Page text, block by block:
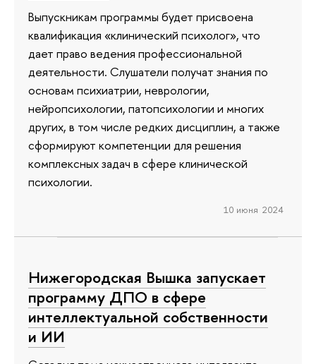
Выпускникам программы будет присвоена
квалификация «клинический психолог», что
дает право ведения профессиональной
деятельности. Слушатели получат знания по
основам психиатрии, неврологии,
нейропсихологии, патопсихологии и многих
других, в том числе редких дисциплин, а также
сформируют компетенции для решения
комплексных задач в сфере клинической
психологии.
10 июня 2024
Нижегородская Вышка запускает
программу ДПО в сфере
интеллектуальной собственности
и ИИ